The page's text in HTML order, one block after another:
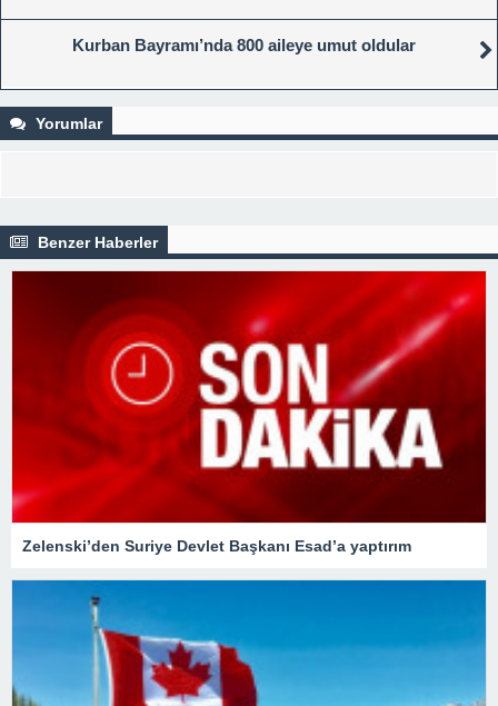
Kurban Bayramı’nda 800 aileye umut oldular
Yorumlar
Benzer Haberler
Zelenski’den Suriye Devlet Başkanı Esad’a yaptırım